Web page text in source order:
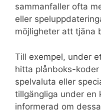
sammanfaller ofta
eller
möjligheter att tjäna
Till exempel, under
hitta plånboks-
spelvaluta eller
tillgängliga under en
informerad om